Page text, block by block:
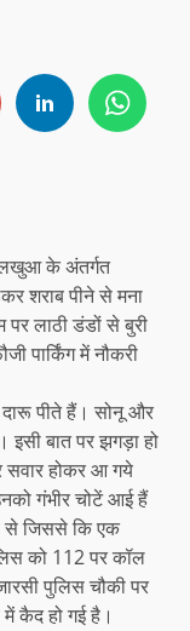
के अंतर्गत
शराब पीने से मना
पर लाठी डंडों से बुरी
पार्किंग में नौकरी
दारू पीते हैं। सोनू और
इसी बात पर झगड़ा हो
होकर आ गये
गंभीर चोटें आई हैं
से जिससे कि एक
को 112 पर कॉल
पुलिस चौकी पर
में कैद हो गई है।